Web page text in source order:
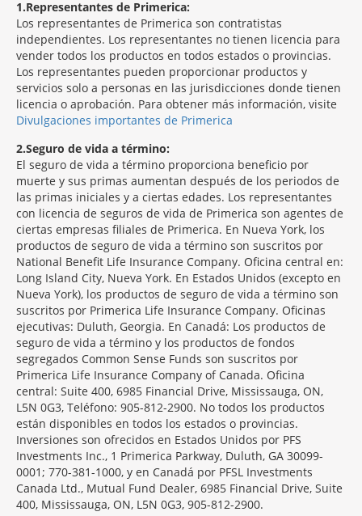
1 Representantes de Primerica:
Los representantes de Primerica son contratistas
independientes. Los representantes no tienen licencia para
vender todos los productos en todos estados o provincias.
Los representantes pueden proporcionar productos y
servicios solo a personas en las jurisdicciones donde tienen
licencia o aprobación. Para obtener más información, visite
Divulgaciones importantes de Primerica
2 Seguro de vida a término:
El seguro de vida a término proporciona beneficio por
muerte y sus primas aumentan después de los periodos de
las primas iniciales y a ciertas edades. Los representantes
con licencia de seguros de vida de Primerica son agentes de
ciertas empresas filiales de Primerica. En Nueva York, los
productos de seguro de vida a término son suscritos por
National Benefit Life Insurance Company. Oficina central en:
Long Island City, Nueva York. En Estados Unidos (excepto en
Nueva York), los productos de seguro de vida a término son
suscritos por Primerica Life Insurance Company. Oficinas
ejecutivas: Duluth, Georgia. En Canadá: Los productos de
seguro de vida a término y los productos de fondos
segregados Common Sense Funds son suscritos por
Primerica Life Insurance Company of Canada. Oficina
central: Suite 400, 6985 Financial Drive, Mississauga, ON,
L5N 0G3, Teléfono: 905-812-2900. No todos los productos
están disponibles en todos los estados o provincias.
Inversiones son ofrecidos en Estados Unidos por PFS
Investments Inc., 1 Primerica Parkway, Duluth, GA 30099-
0001; 770-381-1000, y en Canadá por PFSL Investments
Canada Ltd., Mutual Fund Dealer, 6985 Financial Drive, Suite
400, Mississauga, ON, L5N 0G3, 905-812-2900.